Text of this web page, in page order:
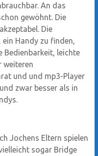
An das
gewöhnt. Die
Die
Handy zu finden,
Bedienbarkeit, leichte
weiteren
und und mp3-Player
zwar besser als in
Jochens Eltern spielen
sogar Bridge